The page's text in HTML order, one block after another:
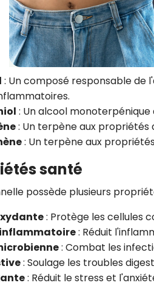
: Un composé responsable
: Un alcool
: Un terpène aux propriétés
: Un terpène aux
santé
possède plusieurs
: Protège les cellules
: Réduit
: Combat les
: Soulage les troubles
: Réduit le stress et